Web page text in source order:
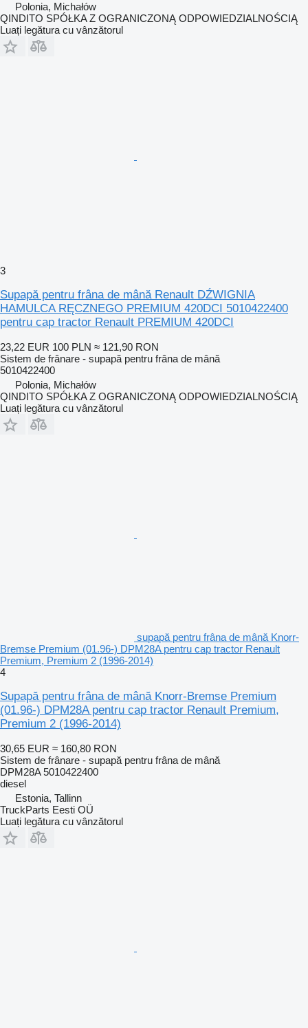
Polonia, Michałów
QINDITO SPÓŁKA Z OGRANICZONĄ ODPOWIEDZIALNOŚCIĄ
Luați legătura cu vânzătorul
3
Supapă pentru frâna de mână Renault DŹWIGNIA
HAMULCA RĘCZNEGO PREMIUM 420DCI 5010422400
pentru cap tractor Renault PREMIUM 420DCI
23,22 EUR 100 PLN ≈ 121,90 RON
Sistem de frânare - supapă pentru frâna de mână
5010422400
Polonia, Michałów
QINDITO SPÓŁKA Z OGRANICZONĄ ODPOWIEDZIALNOŚCIĄ
Luați legătura cu vânzătorul
supapă pentru frâna de mână Knorr-
Bremse Premium (01.96-) DPM28A pentru cap tractor Renault
Premium, Premium 2 (1996-2014)
4
Supapă pentru frâna de mână Knorr-Bremse Premium
(01.96-) DPM28A pentru cap tractor Renault Premium,
Premium 2 (1996-2014)
30,65 EUR ≈ 160,80 RON
Sistem de frânare - supapă pentru frâna de mână
DPM28A 5010422400
diesel
Estonia, Tallinn
TruckParts Eesti OÜ
Luați legătura cu vânzătorul